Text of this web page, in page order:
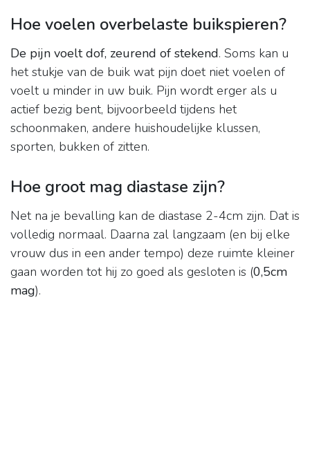
Hoe voelen overbelaste buikspieren?
De pijn voelt dof, zeurend of stekend. Soms kan u
het stukje van de buik wat pijn doet niet voelen of
voelt u minder in uw buik. Pijn wordt erger als u
actief bezig bent, bijvoorbeeld tijdens het
schoonmaken, andere huishoudelijke klussen,
sporten, bukken of zitten.
Hoe groot mag diastase zijn?
Net na je bevalling kan de diastase 2-4cm zijn. Dat is
volledig normaal. Daarna zal langzaam (en bij elke
vrouw dus in een ander tempo) deze ruimte kleiner
gaan worden tot hij zo goed als gesloten is (0,5cm
mag).